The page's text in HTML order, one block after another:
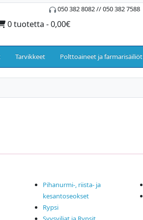
050 382 8082 // 050 382 7588
0 tuotetta - 0,00€
Tarvikkeet Polttoaineet ja farmarisäiliöt
Pihanurmi-, riista- ja
kesantoseokset
Rypsi